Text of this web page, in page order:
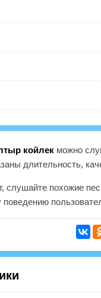
койлек можно
длительность,
слушайте похожие